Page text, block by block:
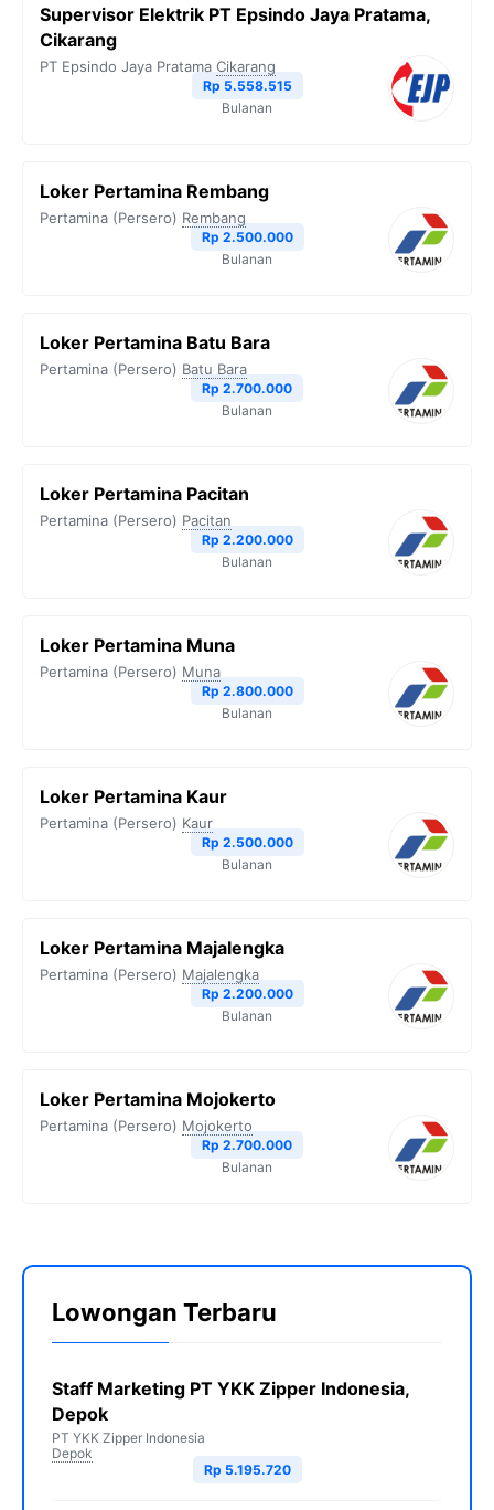
Supervisor Elektrik PT Epsindo Jaya Pratama,
Cikarang
PT Epsindo Jaya Pratama Cikarang
Rp 5.558.515
Bulanan
Loker Pertamina Rembang
Pertamina (Persero) Rembang
Rp 2.500.000
Bulanan
Loker Pertamina Batu Bara
Pertamina (Persero) Batu Bara
Rp 2.700.000
Bulanan
Loker Pertamina Pacitan
Pertamina (Persero) Pacitan
Rp 2.200.000
Bulanan
Loker Pertamina Muna
Pertamina (Persero) Muna
Rp 2.800.000
Bulanan
Loker Pertamina Kaur
Pertamina (Persero) Kaur
Rp 2.500.000
Bulanan
Loker Pertamina Majalengka
Pertamina (Persero) Majalengka
Rp 2.200.000
Bulanan
Loker Pertamina Mojokerto
Pertamina (Persero) Mojokerto
Rp 2.700.000
Bulanan
Lowongan Terbaru
Staff Marketing PT YKK Zipper Indonesia,
Depok
PT YKK Zipper Indonesia
Depok
Rp 5.195.720